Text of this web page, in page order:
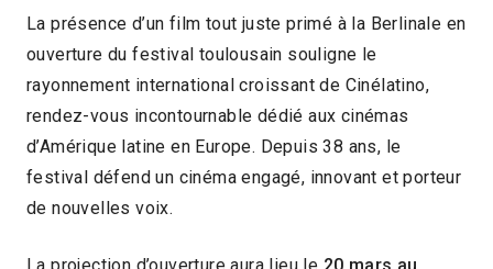
La présence d’un film tout juste primé à la Berlinale en
ouverture du festival toulousain souligne le
rayonnement international croissant de Cinélatino,
rendez-vous incontournable dédié aux cinémas
d’Amérique latine en Europe. Depuis 38 ans, le
festival défend un cinéma engagé, innovant et porteur
de nouvelles voix.
La projection d’ouverture aura lieu le 20 mars au